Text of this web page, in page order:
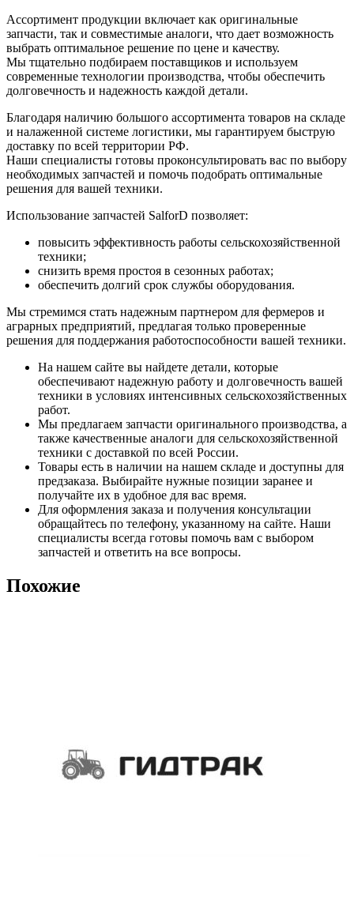
Ассортимент продукции включает как оригинальные
запчасти, так и совместимые аналоги, что дает возможность
выбрать оптимальное решение по цене и качеству.
Мы тщательно подбираем поставщиков и используем
современные технологии производства, чтобы обеспечить
долговечность и надежность каждой детали.
Благодаря наличию большого ассортимента товаров на складе
и налаженной системе логистики, мы гарантируем быструю
доставку по всей территории РФ.
Наши специалисты готовы проконсультировать вас по выбору
необходимых запчастей и помочь подобрать оптимальные
решения для вашей техники.
Использование запчастей SalforD позволяет:
повысить эффективность работы сельскохозяйственной
техники;
снизить время простоя в сезонных работах;
обеспечить долгий срок службы оборудования.
Мы стремимся стать надежным партнером для фермеров и
аграрных предприятий, предлагая только проверенные
решения для поддержания работоспособности вашей техники.
На нашем сайте вы найдете детали, которые
обеспечивают надежную работу и долговечность вашей
техники в условиях интенсивных сельскохозяйственных
работ.
Мы предлагаем запчасти оригинального производства, а
также качественные аналоги для сельскохозяйственной
техники с доставкой по всей России.
Товары есть в наличии на нашем складе и доступны для
предзаказа. Выбирайте нужные позиции заранее и
получайте их в удобное для вас время.
Для оформления заказа и получения консультации
обращайтесь по телефону, указанному на сайте. Наши
специалисты всегда готовы помочь вам с выбором
запчастей и ответить на все вопросы.
Похожие